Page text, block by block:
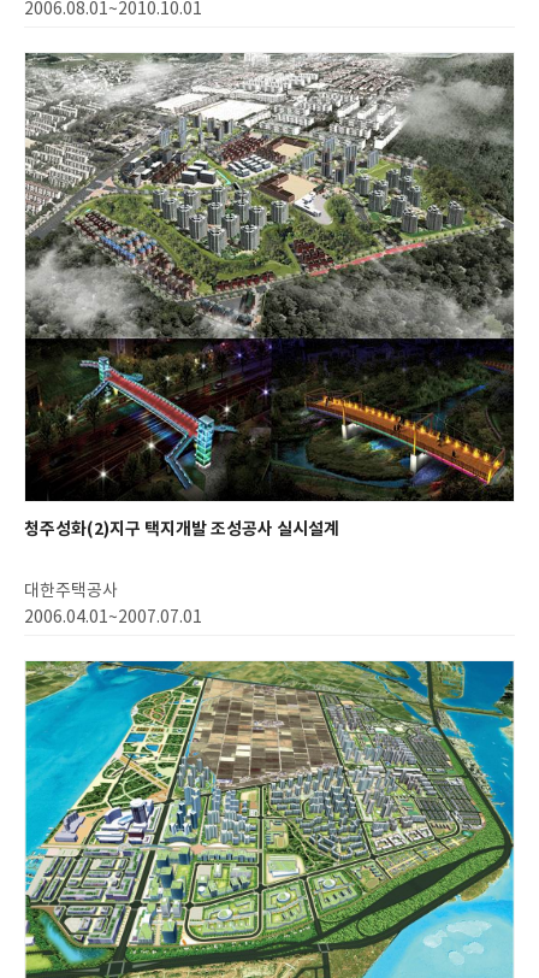
2006.08.01~2010.10.01
청주성화(2)지구 택지개발 조성공사 실시설계
대한주택공사
2006.04.01~2007.07.01